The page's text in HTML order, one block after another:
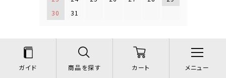
30
31
お知らせ一覧 プライバシーポリシー
Copyright © 激安インテリア家具通販【ステリア】 All Rights Reserved.